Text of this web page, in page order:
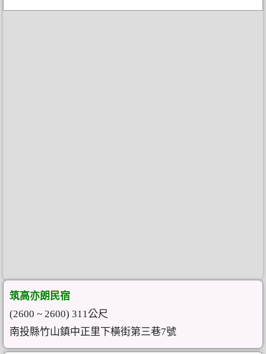
筑高亦朗民宿
(2600 ~ 2600) 311公尺
南投縣竹山鎮中正里下橫街第三巷7號